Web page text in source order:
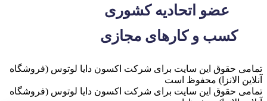
تمامی حقوق این سایت برای شرکت اکسون دایا لوتوس (فروشگاه
آنلاین الانزا) محفوظ است
تمامی حقوق این سایت برای شرکت اکسون دایا لوتوس (فروشگاه